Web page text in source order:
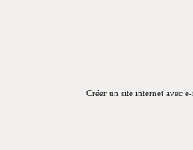
Créer un site internet avec